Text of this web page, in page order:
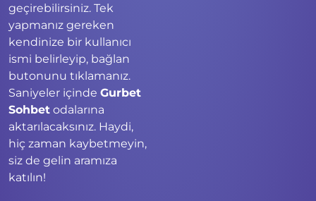
geçirebilirsiniz. Tek
yapmanız gereken
kendinize bir kullanıcı
ismi belirleyip, bağlan
butonunu tıklamanız.
Saniyeler içinde Gurbet
Sohbet odalarına
aktarılacaksınız. Haydi,
hiç zaman kaybetmeyin,
siz de gelin aramıza
katılın!